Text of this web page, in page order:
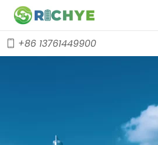
+86 13761449900